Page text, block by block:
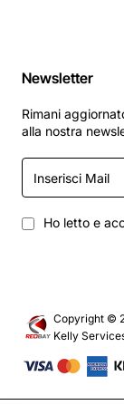
Newsletter
Rimani
alla nostra
Inserisci
Mail
Ho letto e
Copyright ©
Kelly